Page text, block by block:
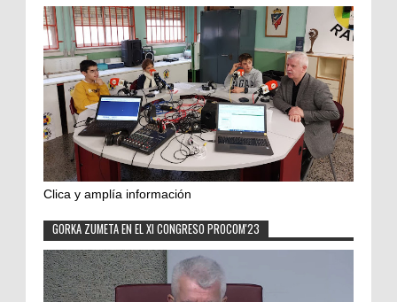
Clica y amplía información
GORKA ZUMETA EN EL XI CONGRESO PROCOM'23